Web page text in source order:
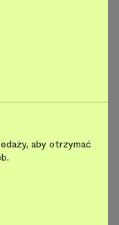
aby otrzymać